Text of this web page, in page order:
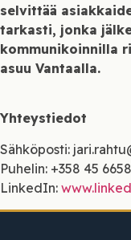
selvittää
tarkasti, jonka
kommunikoinnilla
asuu Vantaalla.
Yhteystiedot
Sähköposti:
Puhelin: +358 45
LinkedIn: